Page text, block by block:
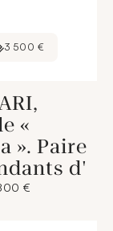
3 500 €
«
». Paire
d'
€